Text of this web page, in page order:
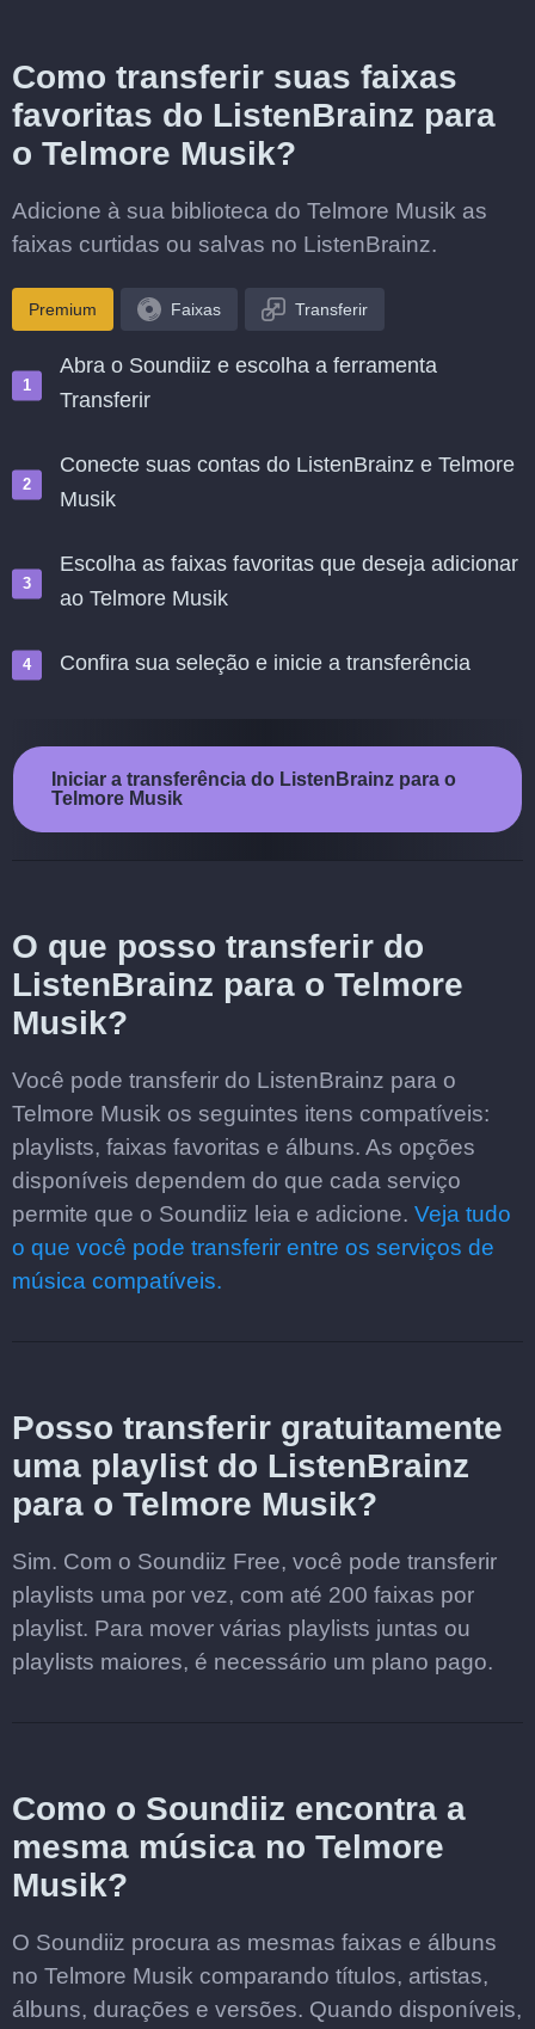
Como transferir suas faixas
favoritas do ListenBrainz para
o Telmore Musik?
Adicione à sua biblioteca do Telmore Musik as
faixas curtidas ou salvas no ListenBrainz.
Premium Faixas Transferir
Abra o Soundiiz e escolha a ferramenta
Transferir
Conecte suas contas do ListenBrainz e Telmore
Musik
Escolha as faixas favoritas que deseja adicionar
ao Telmore Musik
Confira sua seleção e inicie a transferência
Iniciar a transferência do ListenBrainz para o
Telmore Musik
O que posso transferir do
ListenBrainz para o Telmore
Musik?
Você pode transferir do ListenBrainz para o
Telmore Musik os seguintes itens compatíveis:
playlists, faixas favoritas e álbuns. As opções
disponíveis dependem do que cada serviço
permite que o Soundiiz leia e adicione. Veja tudo
o que você pode transferir entre os serviços de
música compatíveis.
Posso transferir gratuitamente
uma playlist do ListenBrainz
para o Telmore Musik?
Sim. Com o Soundiiz Free, você pode transferir
playlists uma por vez, com até 200 faixas por
playlist. Para mover várias playlists juntas ou
playlists maiores, é necessário um plano pago.
Como o Soundiiz encontra a
mesma música no Telmore
Musik?
O Soundiiz procura as mesmas faixas e álbuns
no Telmore Musik comparando títulos, artistas,
álbuns, durações e versões. Quando disponíveis,